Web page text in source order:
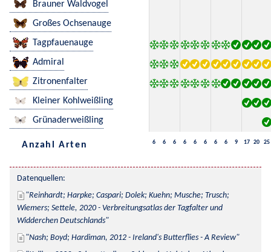
Brauner Waldvogel
Großes Ochsenauge
Tagpfauenauge
Admiral
Zitronenfalter
Kleiner Kohlweißling
Grünaderweißling
Anzahl Arten 6 6 6 6 6 6 6 6 9 17 20 25
Datenquellen:
Reinhardt; Harpke; Caspari; Dolek; Kuehn; Musche; Trusch;
Wiemers; Settele, 2020 - Verbreitungsatlas der Tagfalter und
Widderchen Deutschlands
Nash; Boyd; Hardiman, 2012 - Ireland's Butterflies - A Review